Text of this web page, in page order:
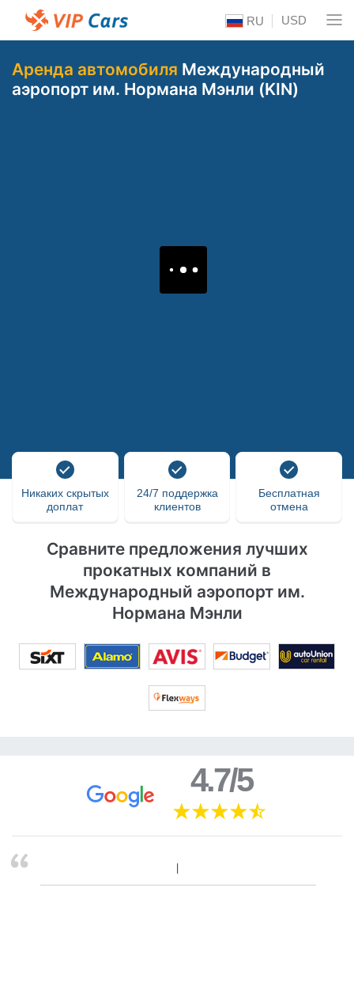
RU USD
Аренда автомобиля Международный
аэропорт им. Нормана Мэнли (KIN)
Никаких скрытых
доплат
24/7 поддержка
клиентов
Бесплатная
отмена
Сравните предложения лучших
прокатных компаний в
Международный аэропорт им.
Нормана Мэнли
4.7/5